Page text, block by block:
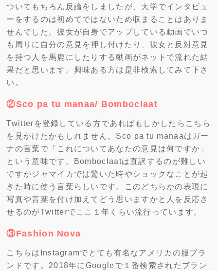
ついてもちろん反論をしましたが、大学でインタビュ
ーをするのは初めてではないため収まることはありま
せんでした。彼女が自身でアップしている動画でいつ
も周りに自分の意見を押し付けたり、彼女と反対意見
を持つ人を馬鹿にしたりする動画がネットで流れた結
果だと思います。興味ある方は是非検索してみて下さ
い。
②Sco pa tu manaa/ Bomboclaat
Twitterを登録している方であればもしかしたらこちら
を見かけたかもしれません。Sco pa tu manaaはガー
ナの言葉で「これについてあなたの意見は何ですか」
という意味です。Bomboclaatは直訳するのが難しい
ですがジャマイカでは驚いた時やショックなことが起
きた時に使う言葉らしいです。このどちらかの表現に
写真や言葉を付け加えてどう思いますかと人を反応さ
せるのがTwitterでここ１年くらい流行っています。
③Fashion Nova
こちらはInstagramでとても有名なアメリカの服ブラ
ンドです。2018年にGoogleで１番検索されたブラン